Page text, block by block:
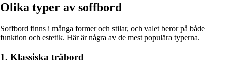
Olika typer av soffbord
Soffbord finns i många former och stilar, och valet beror på både
funktion och estetik. Här är några av de mest populära typerna.
1. Klassiska träbord